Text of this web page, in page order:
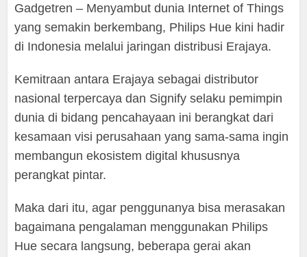
Gadgetren – Menyambut dunia Internet of Things
yang semakin berkembang, Philips Hue kini hadir
di Indonesia melalui jaringan distribusi Erajaya.
Kemitraan antara Erajaya sebagai distributor
nasional terpercaya dan Signify selaku pemimpin
dunia di bidang pencahayaan ini berangkat dari
kesamaan visi perusahaan yang sama-sama ingin
membangun ekosistem digital khususnya
perangkat pintar.
Maka dari itu, agar penggunanya bisa merasakan
bagaimana pengalaman menggunakan Philips
Hue secara langsung, beberapa gerai akan